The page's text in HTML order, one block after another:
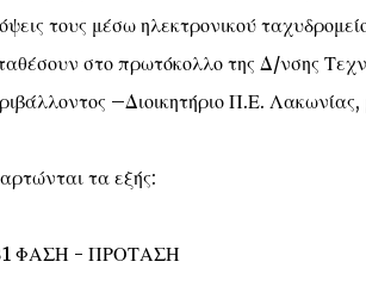
τους μέσω ηλεκτρονικού
στο πρωτόκολλο της Δ/νσης
–Διοικητήριο Π.Ε.
τα εξής:
ΦΑΣΗ - ΠΡΟΤΑΣΗ